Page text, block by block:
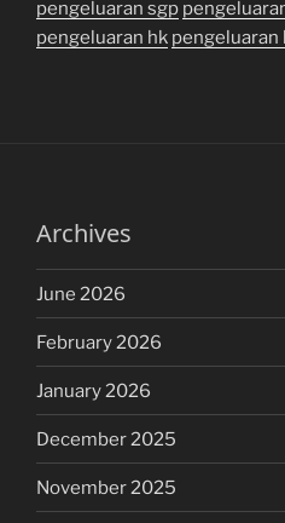
pengeluaran sgp
pengeluaran hk pengeluaran
Archives
June 2026
February 2026
January 2026
December 2025
November 2025